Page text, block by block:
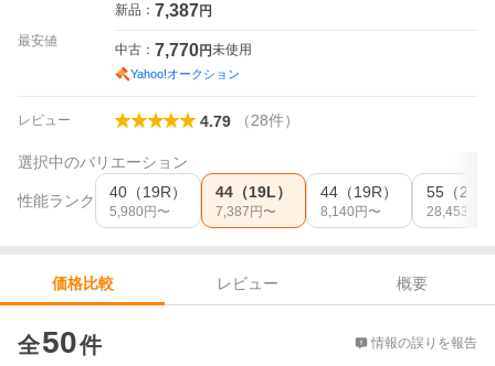
最安値
新品： 7,387円
中古： 7,770円未使用
Yahoo!オークション
レビュー 4.79 （28件）
選択中のバリエーション
性能ランク 40（19R）
5,980 円〜
44（19L）
7,387 円〜
44（19R）
8,140 円〜
55（24L
28,453
価格比較 レビュー
概要
全50件 情報の誤りを報告